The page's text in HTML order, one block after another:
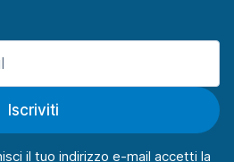
giorno
giorno
Iscriviti
il tuo indirizzo e-mail accetti la